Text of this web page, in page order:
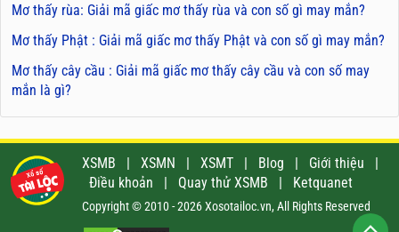
Mơ thấy rùa: Giải mã giấc mơ thấy rùa và con số gì may mắn?
Mơ thấy Phật : Giải mã giấc mơ thấy Phật và con số gì may mắn?
Mơ thấy cây cầu : Giải mã giấc mơ thấy cây cầu và con số may
mắn là gì?
XSMB | XSMN | XSMT | Blog | Giới thiệu
|
Điều khoản
| Quay thử XSMB | Ketquanet
Copyright © 2010 - 2026 Xosotailoc.vn, All Rights Reserved